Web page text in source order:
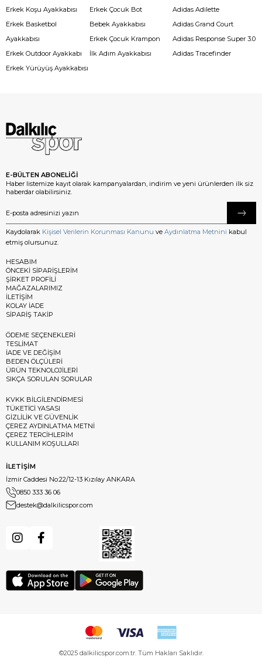
Erkek Koşu Ayakkabısı
Erkek Basketbol
Ayakkabısı
Erkek Outdoor Ayakkabı
Erkek Yürüyüş Ayakkabısı
Erkek Çocuk Bot
Bebek Ayakkabısı
Erkek Çocuk Krampon
İlk Adım Ayakkabısı
Adidas Adilette
Adidas Grand Court
Adidas Response Super 3.0
Adidas Tracefinder
E-BÜLTEN ABONELİĞİ
Haber listemize kayıt olarak kampanyalardan, indirim ve yeni ürünlerden ilk siz
haberdar olabilirsiniz.
Kaydolarak Kişisel Verilerin Korunması Kanunu ve Aydınlatma Metnini kabul
etmiş olursunuz.
HESABIM
ÖNCEKİ SİPARİŞLERİM
ŞİRKET PROFİLİ
MAĞAZALARIMIZ
İLETİŞİM
KOLAY İADE
SİPARİŞ TAKİP
ÖDEME SEÇENEKLERİ
TESLİMAT
İADE VE DEĞİŞİM
BEDEN ÖLÇÜLERİ
ÜRÜN TEKNOLOJİLERİ
SIKÇA SORULAN SORULAR
KVKK BİLGİLENDİRMESİ
TÜKETİCİ YASASI
GİZLİLİK VE GÜVENLİK
ÇEREZ AYDINLATMA METNİ
ÇEREZ TERCİHLERİM
KULLANIM KOŞULLARI
İLETİŞİM
İzmir Caddesi No:22/12-13 Kızılay ANKARA
0850 333 36 06
destek@dalkilicspor.com
©2025 dalkilicspor.com.tr. Tüm Hakları Saklıdır.